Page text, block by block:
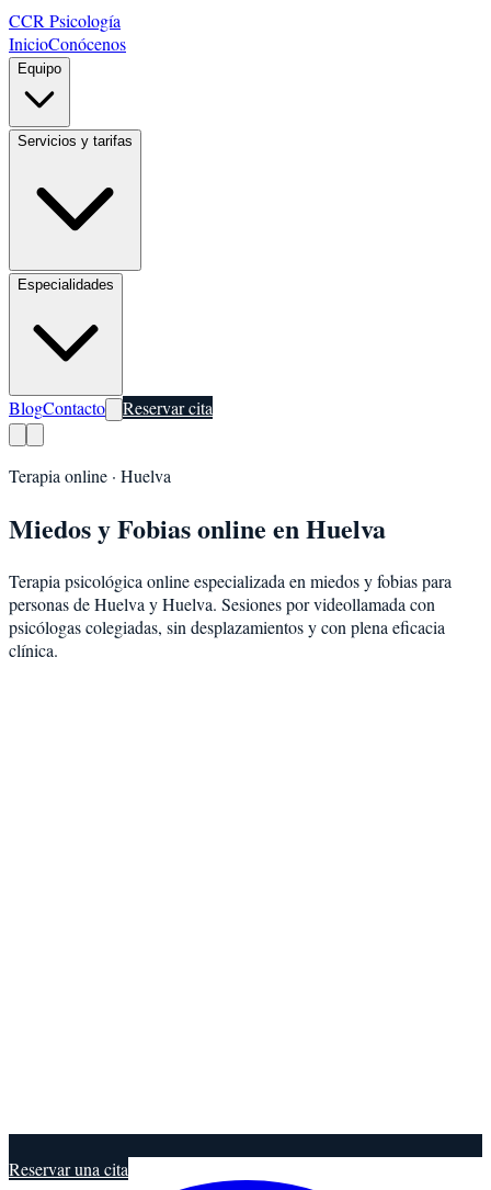
CCR Psicología
InicioConócenos
Equipo
Servicios y tarifas
Especialidades
BlogContacto Reservar cita
Terapia online · Huelva
Miedos y Fobiasonline enHuelva
Terapia psicológica online especializada en miedos y fobiaspara
personas deHuelva yHuelva. Sesiones por videollamada con
psicólogas colegiadas, sin desplazamientos y con plena eficacia
clínica.
Reservar una cita